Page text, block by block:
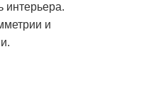
интерьера.
и